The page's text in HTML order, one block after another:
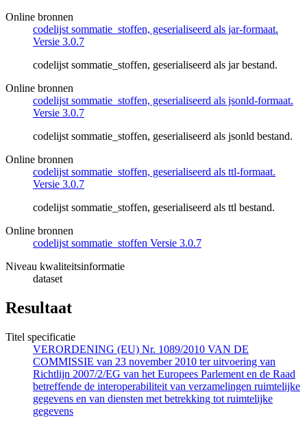
Online bronnen
codelijst sommatie_stoffen, geserialiseerd als jar-formaat.
Versie 3.0.7
codelijst sommatie_stoffen, geserialiseerd als jar bestand.
Online bronnen
codelijst sommatie_stoffen, geserialiseerd als jsonld-formaat.
Versie 3.0.7
codelijst sommatie_stoffen, geserialiseerd als jsonld bestand.
Online bronnen
codelijst sommatie_stoffen, geserialiseerd als ttl-formaat.
Versie 3.0.7
codelijst sommatie_stoffen, geserialiseerd als ttl bestand.
Online bronnen
codelijst sommatie_stoffen Versie 3.0.7
Niveau kwaliteitsinformatie
dataset
Resultaat
Titel specificatie
VERORDENING (EU) Nr. 1089/2010 VAN DE
COMMISSIE van 23 november 2010 ter uitvoering van
Richtlijn 2007/2/EG van het Europees Parlement en de Raad
betreffende de interoperabiliteit van verzamelingen ruimtelijke
gegevens en van diensten met betrekking tot ruimtelijke
gegevens